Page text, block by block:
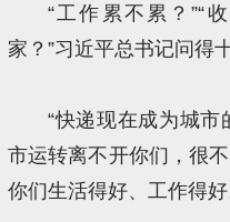
“工作累不累？”“
家？”习近平总书记问得
“快递现在成为城
市运转离不开你们，很
你们生活得好、工作得好